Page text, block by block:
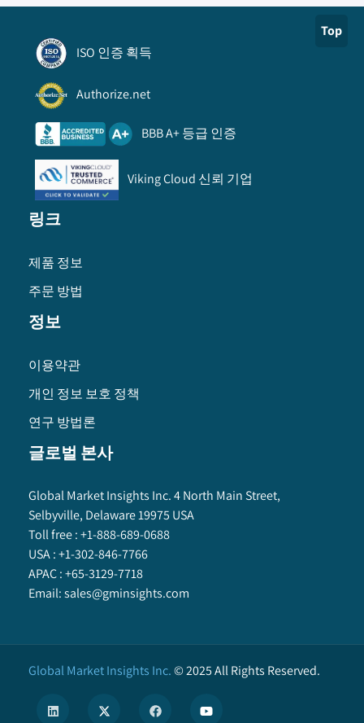
Top
ISO 인증 획득
Authorize.net
BBB A+ 등급 인증
Viking Cloud 신뢰 기업
링크
제품 정보
주문 방법
정보
이용약관
개인 정보 보호 정책
연구 방법론
글로벌 본사
Global Market Insights Inc. 4 North Main Street,
Selbyville, Delaware 19975 USA
Toll free :+1-888-689-0688
USA :+1-302-846-7766
APAC :+65-3129-7718
Email:sales@gminsights.com
Global Market Insights Inc.©2025All Rights Reserved.